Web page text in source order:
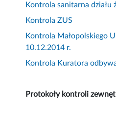
Kontrola sanitarna działu
Kontrola ZUS
Kontrola Małopolskiego
10.12.2014 r.
Kontrola Kuratora
Protokoły kontroli